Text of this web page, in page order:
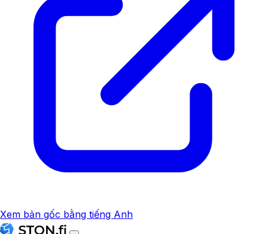
Xem bản gốc bằng tiếng Anh